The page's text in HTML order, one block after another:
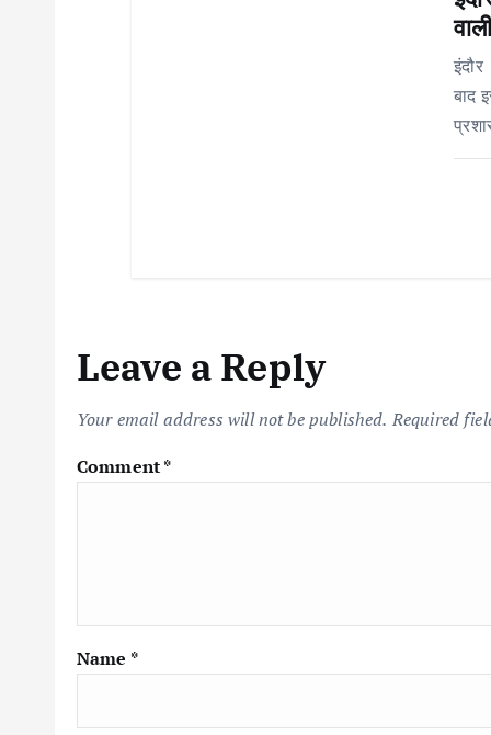
बाद
Leave a Reply
Your email address will not be published. Required
Comment*
Name *